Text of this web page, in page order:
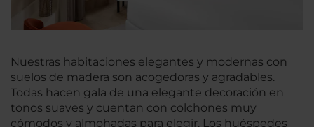
Nuestras habitaciones elegantes y modernas con
suelos de madera son acogedoras y agradables.
Todas hacen gala de una elegante decoración en
tonos suaves y cuentan con colchones muy
cómodos y almohadas para elegir. Los huéspedes